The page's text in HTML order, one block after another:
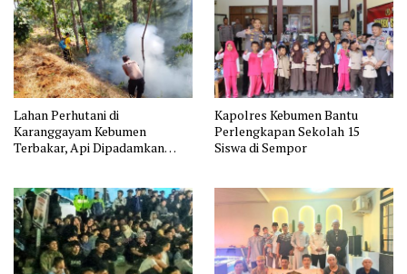
Lahan Perhutani di
Karanggayam Kebumen
Terbakar, Api Dipadamkan
Kapolres Kebumen Bantu
Perlengkapan Sekolah 15
Siswa di Sempor